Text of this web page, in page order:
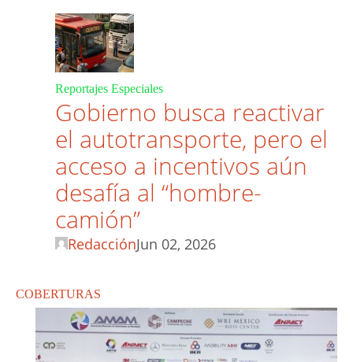
Reportajes Especiales
Gobierno busca reactivar
el autotransporte, pero el
acceso a incentivos aún
desafía al “hombre-
camión”
RedacciónJun 02, 2026
COBERTURAS